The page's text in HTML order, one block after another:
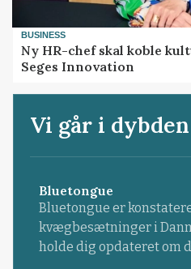
BUSINESS
Ny HR-chef skal koble
Seges Innovation
Vi går i dybden
Bluetongue
Bluetongue er
kvægbesætninger i
holde dig opdateret om